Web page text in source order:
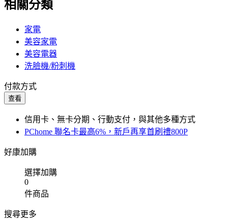
相關分類
家電
美容家電
美容電器
洗臉機/粉刺機
付款方式
查看
信用卡、無卡分期、行動支付，與其他多種方式
PChome 聯名卡最高6%，新戶再享首刷禮800P
好康加購
選擇加購
0
件商品
搜尋更多